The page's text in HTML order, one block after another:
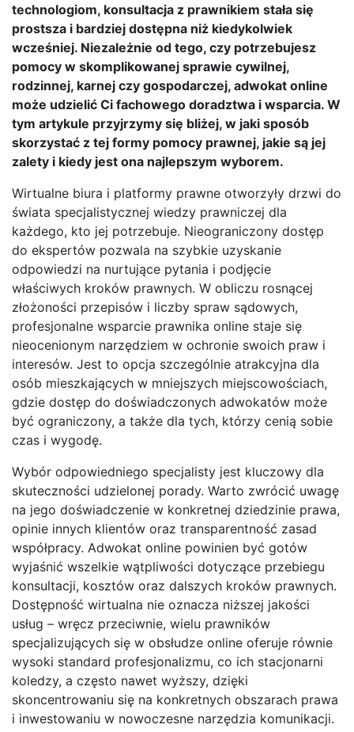
technologiom, konsultacja z prawnikiem stała się
prostsza i bardziej dostępna niż kiedykolwiek
wcześniej. Niezależnie od tego, czy potrzebujesz
pomocy w skomplikowanej sprawie cywilnej,
rodzinnej, karnej czy gospodarczej, adwokat online
może udzielić Ci fachowego doradztwa i wsparcia. W
tym artykule przyjrzymy się bliżej, w jaki sposób
skorzystać z tej formy pomocy prawnej, jakie są jej
zalety i kiedy jest ona najlepszym wyborem.
Wirtualne biura i platformy prawne otworzyły drzwi do
świata specjalistycznej wiedzy prawniczej dla
każdego, kto jej potrzebuje. Nieograniczony dostęp
do ekspertów pozwala na szybkie uzyskanie
odpowiedzi na nurtujące pytania i podjęcie
właściwych kroków prawnych. W obliczu rosnącej
złożoności przepisów i liczby spraw sądowych,
profesjonalne wsparcie prawnika online staje się
nieocenionym narzędziem w ochronie swoich praw i
interesów. Jest to opcja szczególnie atrakcyjna dla
osób mieszkających w mniejszych miejscowościach,
gdzie dostęp do doświadczonych adwokatów może
być ograniczony, a także dla tych, którzy cenią sobie
czas i wygodę.
Wybór odpowiedniego specjalisty jest kluczowy dla
skuteczności udzielonej porady. Warto zwrócić uwagę
na jego doświadczenie w konkretnej dziedzinie prawa,
opinie innych klientów oraz transparentność zasad
współpracy. Adwokat online powinien być gotów
wyjaśnić wszelkie wątpliwości dotyczące przebiegu
konsultacji, kosztów oraz dalszych kroków prawnych.
Dostępność wirtualna nie oznacza niższej jakości
usług – wręcz przeciwnie, wielu prawników
specjalizujących się w obsłudze online oferuje równie
wysoki standard profesjonalizmu, co ich stacjonarni
koledzy, a często nawet wyższy, dzięki
skoncentrowaniu się na konkretnych obszarach prawa
i inwestowaniu w nowoczesne narzędzia komunikacji.